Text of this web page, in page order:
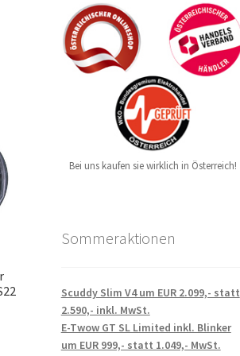
Bei uns kaufen sie wirklich in Österreich!
Sommeraktionen
Scuddy Slim V4 um EUR 2.099,- statt
2.590,- inkl. MwSt.
E-Twow GT SL Limited inkl. Blinker
um EUR 999,- statt 1.049,- MwSt.